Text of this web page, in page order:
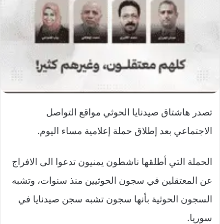
تصدر هاشتاق صيدنايا الحوثي مواقع التواصل
الاجتماعي بعد إطلاق حملة إعلامية مساء اليوم.
الحملة التي أطلقها ناشطون يمنيون تدعوا الى الافراج
عن المعتقلين في سجون الحوثيين منذ سنوات، وتشبه
السجون الحوثية بأنها سجون تشبه سجن صيدنايا في
سوريا.